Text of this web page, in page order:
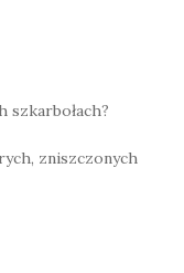
szkarbołach?
zniszczonych